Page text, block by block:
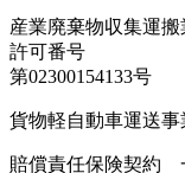
産業廃棄物収集運搬
許可番号
第02300154133号
貨物軽自動車運送事
賠償責任保険契約